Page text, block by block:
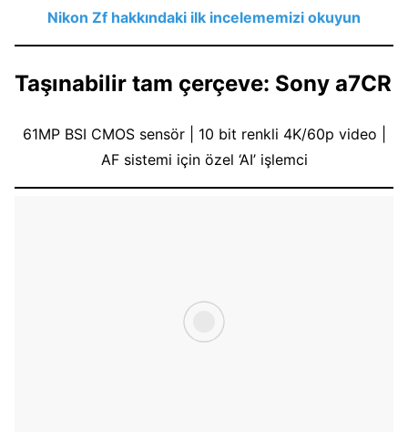
Nikon Zf hakkındaki ilk incelememizi okuyun
Taşınabilir tam çerçeve: Sony a7CR
61MP BSI CMOS sensör | 10 bit renkli 4K/60p video |
AF sistemi için özel ‘AI’ işlemci